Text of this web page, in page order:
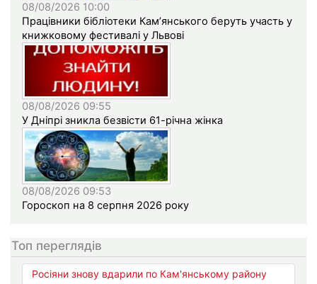
08/08/2026 10:00
Працівники бібліотеки Кам’янського беруть участь у
книжковому фестивалі у Львові
08/08/2026 09:55
У Дніпрі зникла безвісти 61-річна жінка
08/08/2026 09:53
Гороскоп на 8 серпня 2026 року
Топ переглядів
Росіяни знову вдарили по Кам'янському району